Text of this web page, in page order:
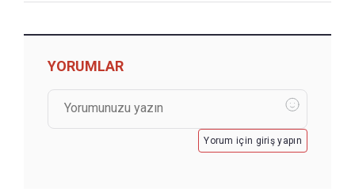
YORUMLAR
Yorum için giriş yapın